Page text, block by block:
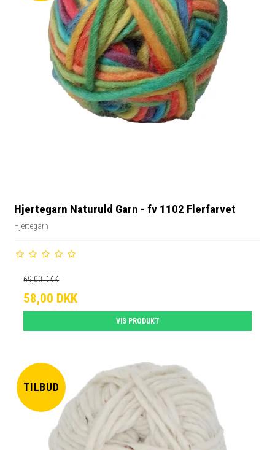
Hjertegarn Naturuld Garn - fv 1102 Flerfarvet
Hjertegarn
69,00 DKK
58,00 DKK
VIS PRODUKT
TILBUD